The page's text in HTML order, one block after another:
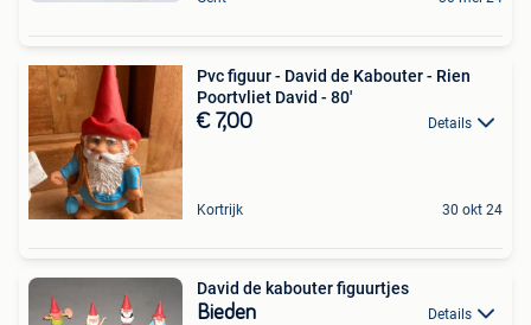
Pvc figuur - David de Kabouter - Rien
Poortvliet David - 80'
€ 7,00 Details
Kortrijk 30 okt 24
David de kabouter figuurtjes
Bieden Details